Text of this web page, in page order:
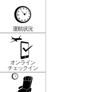
運航状況
オンライン
チェックイン